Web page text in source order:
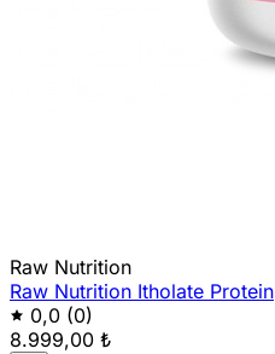
Raw Nutrition
Raw Nutrition Itholate Protein
0,0 (0)
8.999,00 ₺